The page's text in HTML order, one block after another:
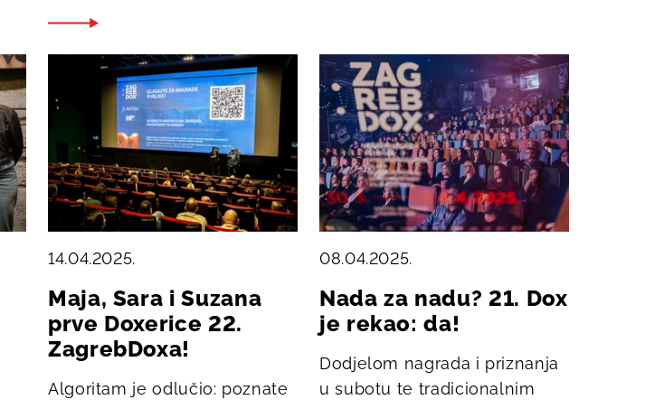
14.04.2025.
Maja, Sara i Suzana
prve Doxerice 22.
ZagrebDoxa!
Algoritam je odlučio: poznate
08.04.2025.
Nada za nadu? 21. Dox
je rekao: da!
Dodjelom nagrada i priznanja
u subotu te tradicionalnim